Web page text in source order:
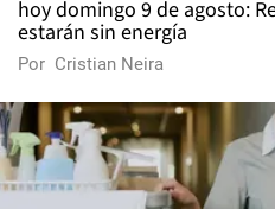
hoy domingo 9 de agosto:
estarán sin energía
Por Cristian Neira